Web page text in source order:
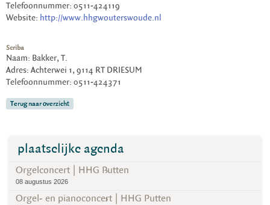
Telefoonnummer: 0511-424119
Website: http://www.hhgwouterswoude.nl
Scriba
Naam: Bakker, T.
Adres: Achterwei 1, 9114 RT DRIESUM
Telefoonnummer: 0511-424371
Terug naar overzicht
plaatselijke agenda
Orgelconcert | HHG Putten
08 augustus 2026
Orgel- en pianoconcert | HHG Putten